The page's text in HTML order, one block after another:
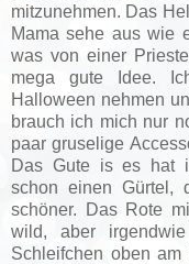
mitzunehmen. Das
Mama sehe aus wie
was von einer
mega gute Idee.
Halloween nehmen
brauch ich mich nur
paar gruselige
Das Gute is es hat
schon einen Gürtel,
schöner. Das Rote
wild, aber
Schleifchen oben